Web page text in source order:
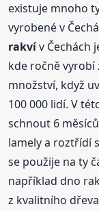
existuje mnoho
vyrobené v
rakvív Čechách
kde ročně vyrobí
množství, když
100 000 lidí. V
schnout 6
lamely a roztřídí
se použije na ty
například dno
z kvalitního